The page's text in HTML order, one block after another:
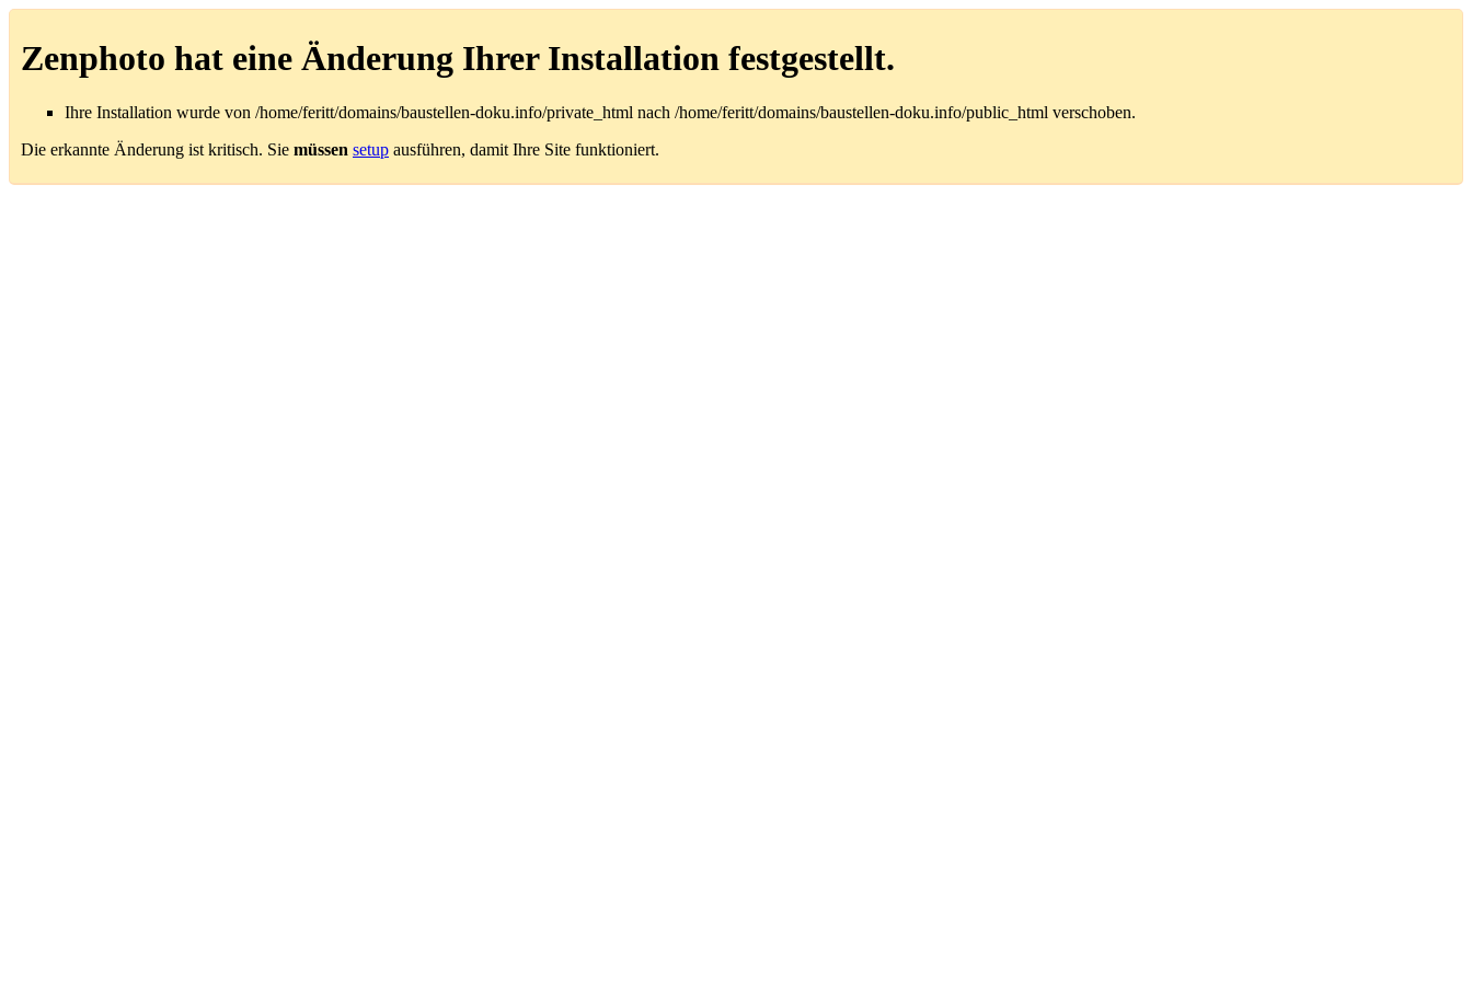
Zenphoto hat eine Änderung Ihrer Installation festgestellt.
Ihre Installation wurde von /home/feritt/domains/baustellen-doku.info/private_html nach /home/feritt/domains/baustellen-doku.info/public_html verschoben.
Die erkannte Änderung ist kritisch. Sie müssen setup ausführen, damit Ihre Site funktioniert.